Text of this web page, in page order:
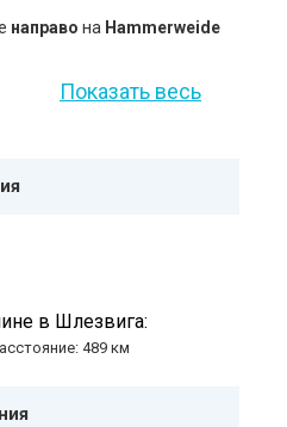
направо на Hammerweide
Показать весь
в Шлезвига:
489 км